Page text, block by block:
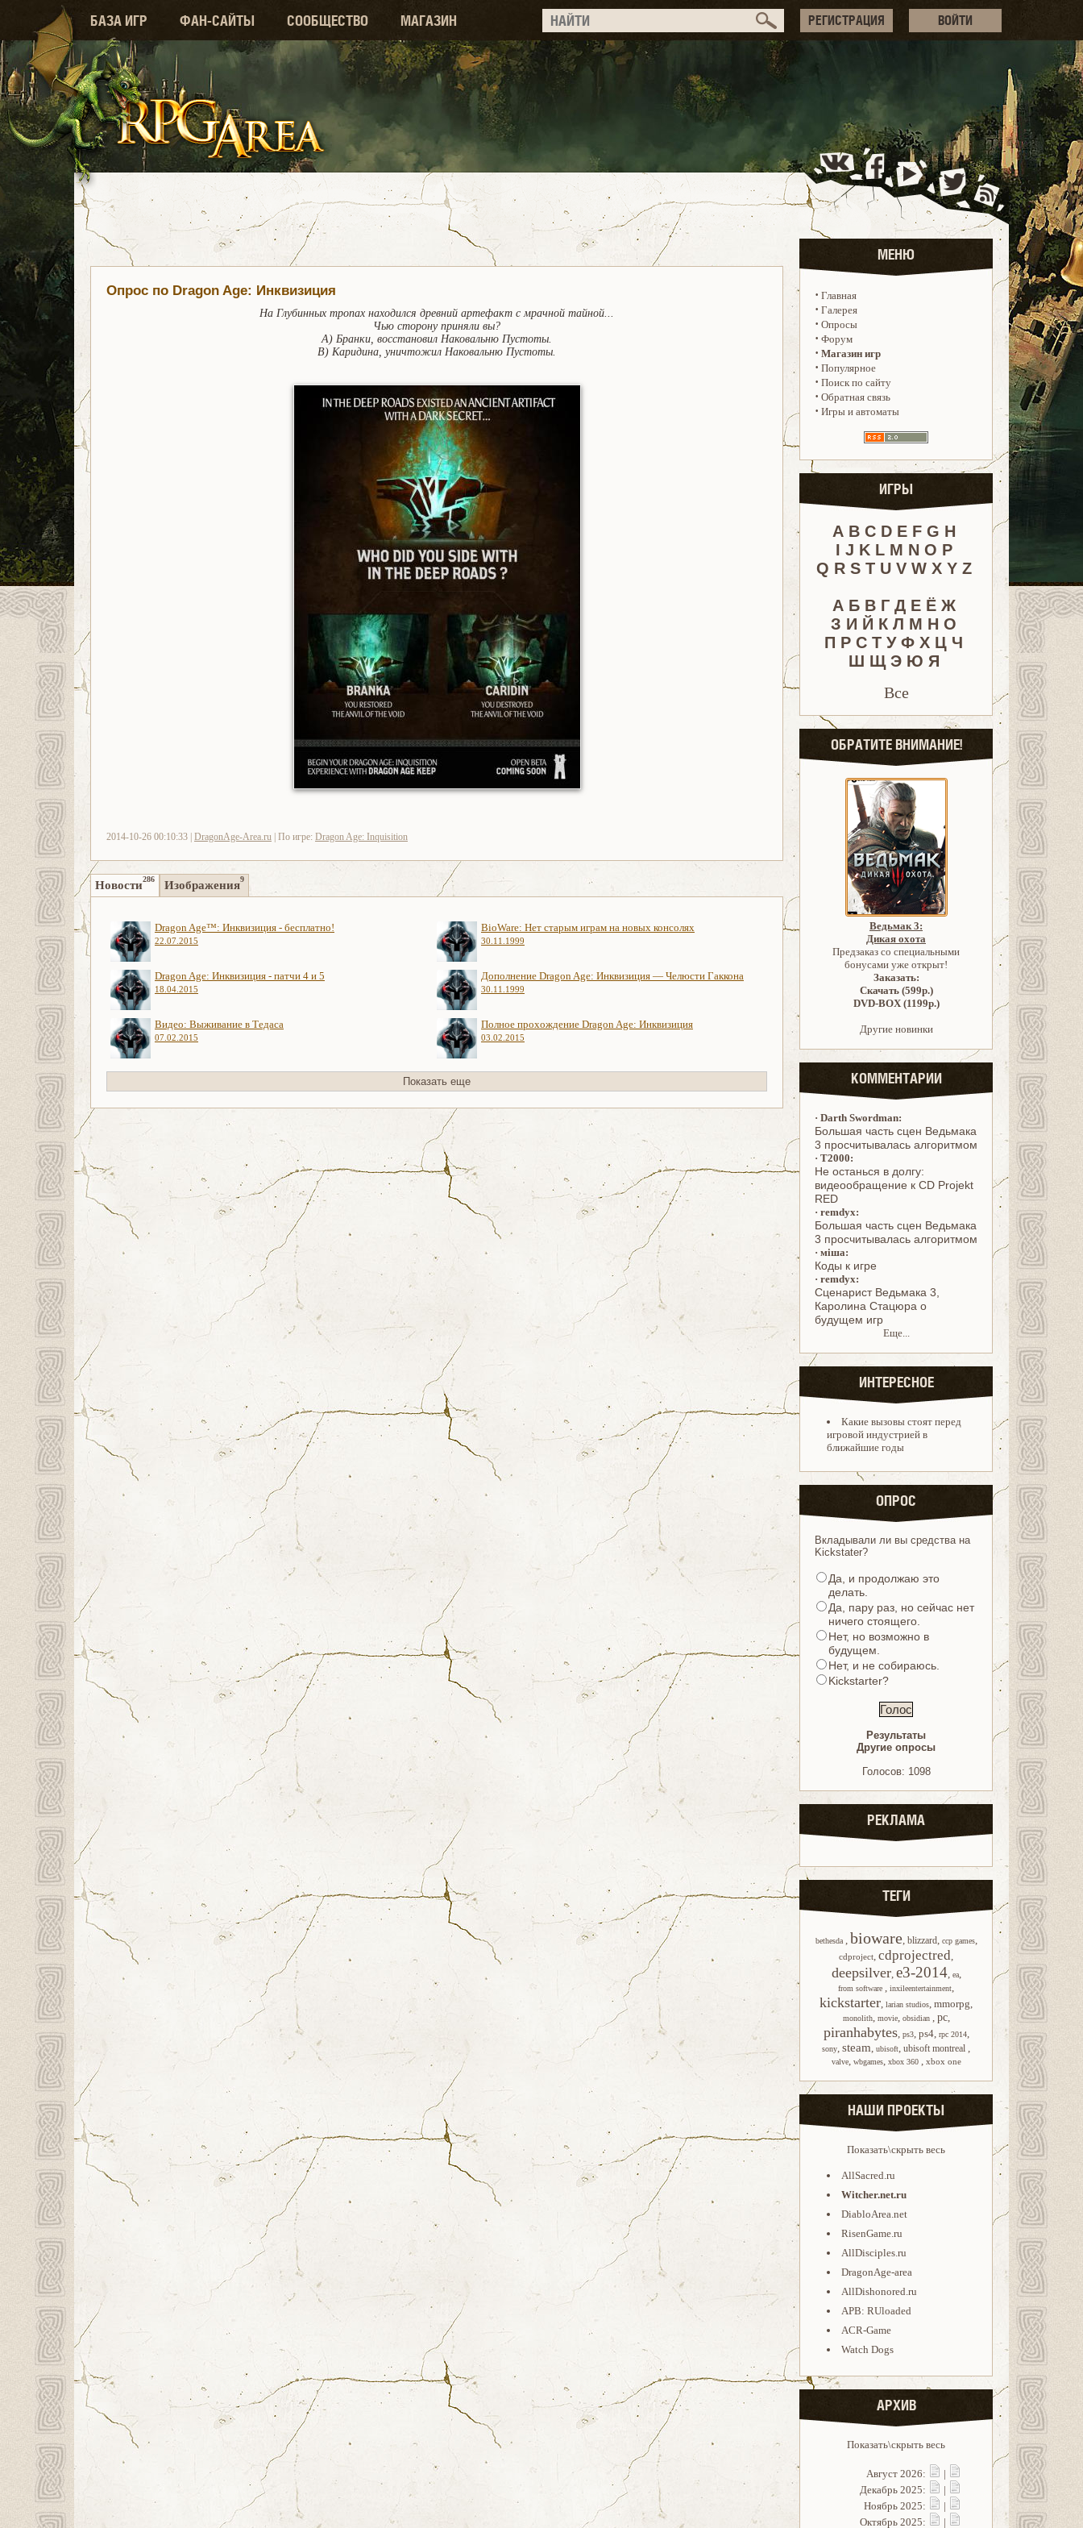
БАЗА ИГР ФАН-САЙТЫ СООБЩЕСТВО МАГАЗИН РЕГИСТРАЦИЯ ВОЙТИ
Опрос по Dragon Age: Инквизиция
На Глубинных тропах находился древний артефакт с мрачной тайной...
Чью сторону приняли вы?
A) Бранки, восстановил Наковальню Пустоты.
B) Каридина, уничтожил Наковальню Пустоты.
2014-10-26 00:10:33 | DragonAge-Area.ru | По игре: Dragon Age: Inquisition
Новости286 Изображения9
Dragon Age™: Инквизиция - бесплатно!
22.07.2015
BioWare: Нет старым играм на новых консолях
30.11.1999
Dragon Age: Инквизиция - патчи 4 и 5
18.04.2015
Дополнение Dragon Age: Инквизиция — Челюсти Гаккона
30.11.1999
Видео: Выживание в Тедаса
07.02.2015
Полное прохождение Dragon Age: Инквизиция
03.02.2015
Показать еще
МЕНЮ
· Главная
· Галерея
· Опросы
· Форум
· Магазин игр
· Популярное
· Поиск по сайту
· Обратная связь
· Игры и автоматы
ИГРЫ
A B C D E F G H
I J K L M N O P
Q R S T U V W X Y Z
А Б В Г Д Е Ё Ж
З И Й К Л М Н О
П Р С Т У Ф Х Ц Ч
Ш Щ Э Ю Я
Все
ОБРАТИТЕ ВНИМАНИЕ!
Ведьмак 3:
Дикая охота
Предзаказ со специальными
бонусами уже открыт!
Заказать:
Скачать (599р.)
DVD-BOX (1199р.)
Другие новинки
КОММЕНТАРИИ
· Darth Swordman:
Большая часть сцен Ведьмака
3 просчитывалась алгоритмом
· T2000:
Не останься в долгу:
видеообращение к CD Projekt
RED
· remdyx:
Большая часть сцен Ведьмака
3 просчитывалась алгоритмом
· міша:
Коды к игре
· remdyx:
Cценарист Ведьмака 3,
Каролина Стацюра о
будущем игр
Еще...
ИНТЕРЕСНОЕ
Какие вызовы стоят перед
игровой индустрией в
ближайшие годы
ОПРОС
Вкладывали ли вы средства на
Kickstater?
Да, и продолжаю это
делать.
Да, пару раз, но сейчас нет
ничего стоящего.
Нет, но возможно в
будущем.
Нет, и не собираюсь.
Kickstarter?
Результаты
Другие опросы
Голосов: 1098
РЕКЛАМА
ТЕГИ
bethesda , bioware, blizzard, ccp games,
cdproject, cdprojectred,
deepsilver, e3-2014, ea,
from software , inxileentertainment,
kickstarter, larian studios, mmorpg,
monolith, movie, obsidian , pc,
piranhabytes, ps3, ps4, rpc 2014,
sony, steam, ubisoft, ubisoft montreal ,
valve, wbgames, xbox 360 , xbox one
НАШИ ПРОЕКТЫ
Показать\скрыть весь
AllSacred.ru
Witcher.net.ru
DiabloArea.net
RisenGame.ru
AllDisciples.ru
DragonAge-area
AllDishonored.ru
APB: RUloaded
ACR-Game
Watch Dogs
АРХИВ
Показать\скрыть весь
Август 2026:
|
Декабрь 2025:
|
Ноябрь 2025:
|
Октябрь 2025:
|